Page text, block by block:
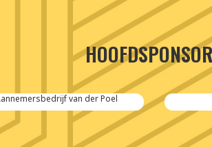
Cordeel Nederland